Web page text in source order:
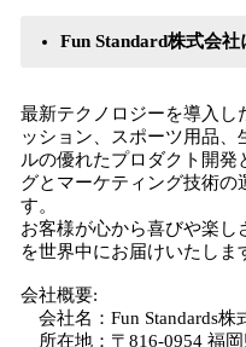
Fun Standard株式会社
最新テクノロジーを導入し
ッション、スポーツ用品
ルの優れたプロダクト開
グとマーケティング技術
す。
お客様が心から喜びや楽
を世界中にお届けいたしま
会社概要:
会社名：Fun Standards株
所在地：〒816-0954 福